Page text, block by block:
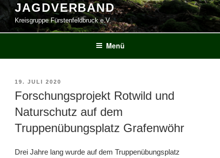
JAGDVERBAND
Kreisgruppe Fürstenfeldbruck e.V.
Menü
VERÖFFENTLICHT
AM
19. JULI 2020
Forschungsprojekt Rotwild und
Naturschutz auf dem
Truppenübungsplatz Grafenwöhr
Drei Jahre lang wurde auf dem Truppenübungsplatz